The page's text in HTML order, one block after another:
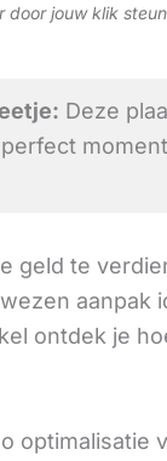
jouw klik
Deze
geld te
aanpak
ontdek je
optimalisatie